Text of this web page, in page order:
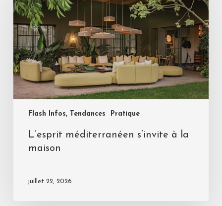
Flash Infos, Tendances Pratique
L’esprit méditerranéen s’invite à la
maison
juillet 22, 2026